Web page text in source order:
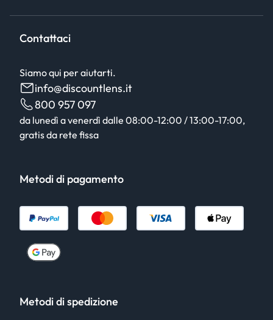
Contattaci
Siamo qui per aiutarti.
info@discountlens.it
800 957 097
da lunedì a venerdì dalle 08:00-12:00 / 13:00-17:00,
gratis da rete fissa
Metodi di pagamento
Metodi di spedizione